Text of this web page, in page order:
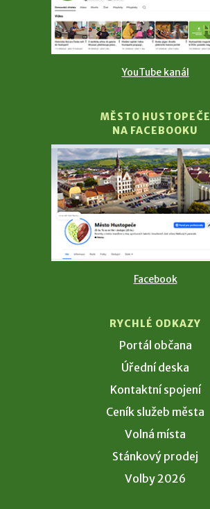
YouTube kanál
MĚSTO HUSTOPEČE
NA FACEBOOKU
Facebook
RYCHLÉ ODKAZY
Portál občana
Úřední deska
Kontaktní spojení
Ceník služeb města
Volná místa
Stánkový prodej
Volby 2026